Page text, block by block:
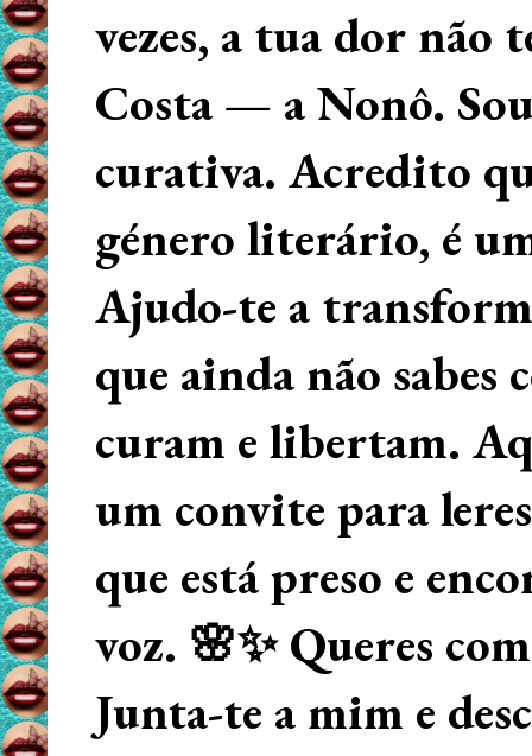
vezes, a tua dor não
Costa — a Nonô.
curativa. Acredito
género literário, é
Ajudo-te a
que ainda não
curam e libertam.
um convite para
que está preso e
voz. 🌸✨ Queres
Junta-te a mim e